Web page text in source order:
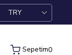
TRY
Sepetim0